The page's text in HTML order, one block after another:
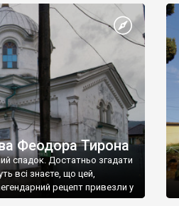
став Василем-
Русі. На честь
місто […]
Феодора Тирона
спадок. Достатньо згадати
всі знаєте, що цей,
рецепт привезли у